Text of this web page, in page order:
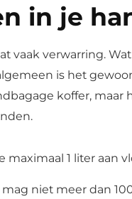
in je
vaak verwarring.
is het
koffer, maar
maximaal 1 liter aan
niet meer dan